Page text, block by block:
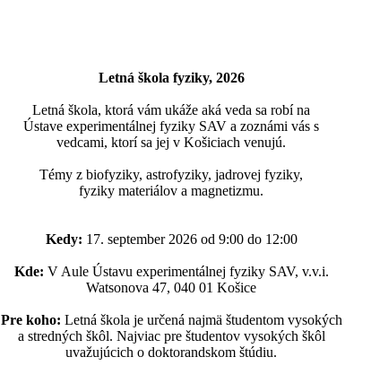
Letná škola fyziky, 2026
Letná škola, ktorá vám ukáže aká veda sa robí na
Ústave experimentálnej fyziky SAV a zoznámi vás s
vedcami, ktorí sa jej v Košiciach venujú.
Témy z biofyziky, astrofyziky, jadrovej fyziky,
fyziky materiálov a magnetizmu.
Kedy: 17. september 2026 od 9:00 do 12:00
Kde: V Aule Ústavu experimentálnej fyziky SAV, v.v.i.
Watsonova 47, 040 01 Košice
Pre koho: Letná škola je určená najmä študentom vysokých
a stredných škôl. Najviac pre študentov vysokých škôl
uvažujúcich o doktorandskom štúdiu.